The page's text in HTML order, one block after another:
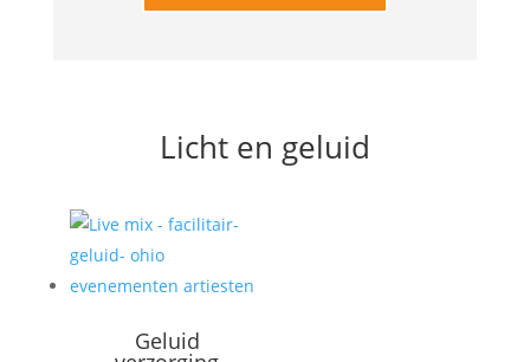
Licht en geluid
Geluid